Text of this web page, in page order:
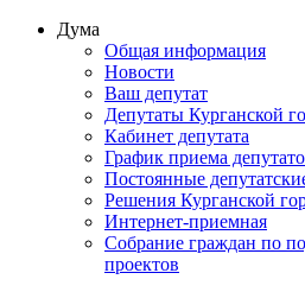
Дума
Общая информация
Новости
Ваш депутат
Депутаты Курганской
Кабинет депутата
График приема
Постоянные
Решения Курганской
Интернет-приемная
Собрание граждан по
проектов